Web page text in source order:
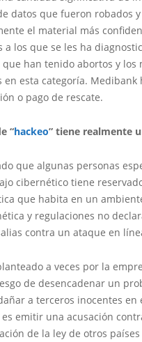
datos que fueron robados
el material más
a los que se les ha
que han tenido abortos y
en esta categoría.
o pago de rescate.
“hackeo” tiene realmente
que algunas personas
cibernético tiene
que habita en un
y regulaciones no
contra un ataque en
a veces por la
de desencadenar un
a terceros inocentes
emitir una acusación
de la ley de otros